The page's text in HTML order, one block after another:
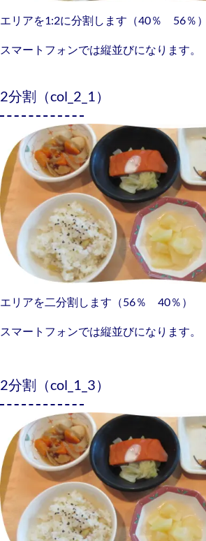
エリアを1:2に分割します（40％ 56％）
スマートフォンでは縦並びになります。
2分割（col_2_1）
エリアを二分割します（56％ 40％）
スマートフォンでは縦並びになります。
2分割（col_1_3）